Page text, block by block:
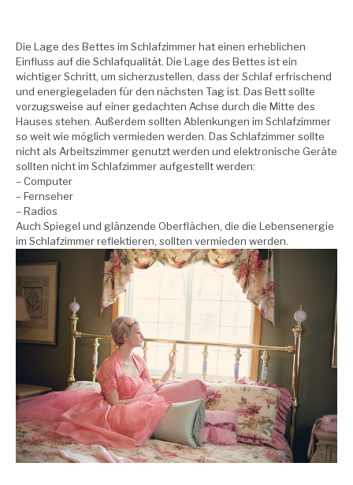
Die Lage des Bettes im Schlafzimmerhat einen erheblichen
Einfluss auf die Schlafqualität. Die Lage des Bettes ist ein
wichtiger Schritt, um sicherzustellen, dass der Schlaf erfrischend
und energiegeladen für den nächsten Tag ist. Das Bett sollte
vorzugsweise auf einer gedachten Achse durch die Mitte des
Hauses stehen. Außerdem sollten Ablenkungen im Schlafzimmer
so weit wie möglich vermieden werden. Das Schlafzimmer sollte
nicht als Arbeitszimmer genutzt werden und elektronische Geräte
sollten nicht im Schlafzimmer aufgestellt werden:
– Computer
– Fernseher
– Radios
Auch Spiegel und glänzende Oberflächen, die die Lebensenergie
im Schlafzimmer reflektieren, sollten vermieden werden.